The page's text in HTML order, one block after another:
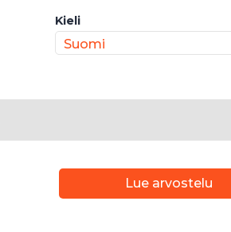
Kieli
Suomi
Lue arvostelu